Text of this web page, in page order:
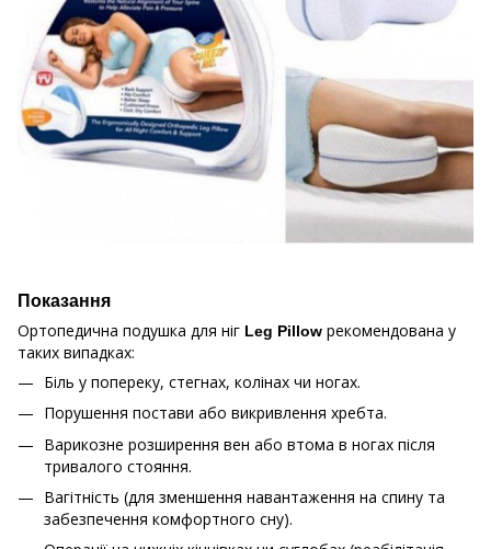
Показання
Ортопедична подушка для ніг Leg Pillow рекомендована у
таких випадках:
Біль у попереку, стегнах, колінах чи ногах.
Порушення постави або викривлення хребта.
Варикозне розширення вен або втома в ногах після
тривалого стояння.
Вагітність (для зменшення навантаження на спину та
забезпечення комфортного сну).